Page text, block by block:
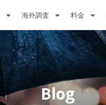
海外調査 料金
Blog